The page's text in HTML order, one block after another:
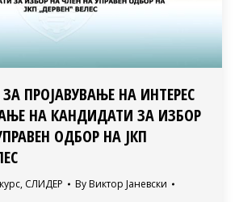
ПРОЈАВУВАЊЕ НА ИНТЕРЕС
НА КАНДИДАТИ ЗА ИЗБОР
ОДБОР НА ЈКП
, СЛИДЕР By Виктор Јаневски